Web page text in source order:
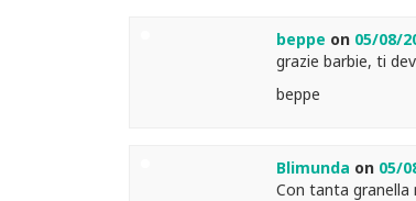
beppe on 05/08/
grazie barbie, ti
beppe
Blimunda on 05/
Con tanta granella